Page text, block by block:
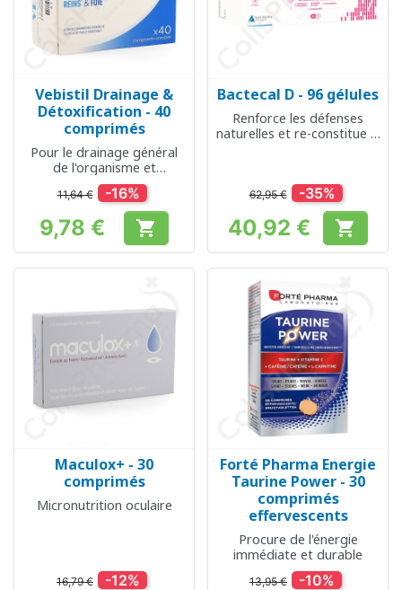
Vebistil Drainage &
Détoxification - 40
comprimés
Pour le drainage général
de l'organisme et
l'élimination rénale
11,64 € -16%
Prix
9,78 € 
Bactecal D - 96 gélules
Renforce les défenses
naturelles et re-constitue la
62,95 € -35%
Prix
40,92 € 
Maculox+ - 30
comprimés
Micronutrition oculaire
16,79 € -12%
Forté Pharma Energie
Taurine Power - 30
comprimés
effervescents
Procure de l'énergie
immédiate et durable
13,95 € -10%